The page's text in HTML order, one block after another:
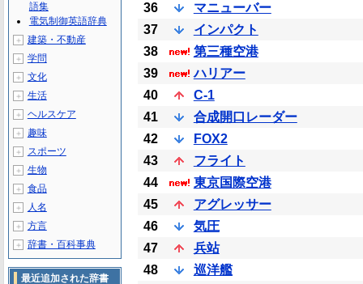
36
マニューバー
37
インパクト
38
第三種空港
39
ハリアー
40
C-1
41
合成開口レーダー
42
FOX2
43
フライト
44
東京国際空港
45
アグレッサー
46
気圧
47
兵站
48
巡洋艦
語集
電気制御英語辞典
＋ 建築・不動産
＋ 学問
＋ 文化
＋ 生活
＋ ヘルスケア
＋ 趣味
＋ スポーツ
＋ 生物
＋ 食品
＋ 人名
＋ 方言
＋ 辞書・百科事典
最近追加された辞書